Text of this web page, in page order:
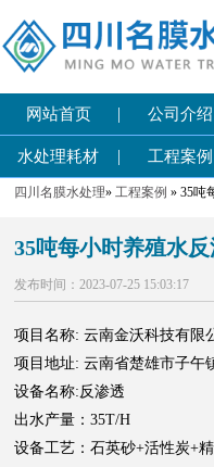
网站首页 | 公司介绍
水处理耗材 | 工程案例
四川名膜水处理»工程案例 » 35吨
35吨每小时养殖水
发布时间：2023-07-25 15:03:17
项目名称: 云南金沃科技有限
项目地址: 云南省楚雄市子午
设备名称:反渗透
出水产量：35T/H
设备工艺：石英砂+活性炭+